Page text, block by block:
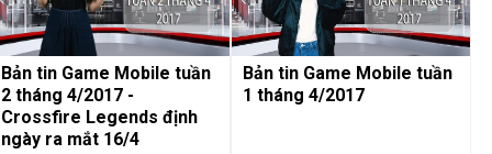
Bản tin Game Mobile tuần
2 tháng 4/2017 -
Crossfire Legends định
ngày ra mắt 16/4
Bản tin Game Mobile tuần
1 tháng 4/2017